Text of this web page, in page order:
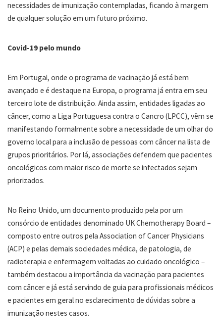
necessidades de imunização contempladas, ficando à margem
de qualquer solução em um futuro próximo.
Covid-19 pelo mundo
Em Portugal, onde o programa de vacinação já está bem
avançado e é destaque na Europa, o programa já entra em seu
terceiro lote de distribuição. Ainda assim, entidades ligadas ao
câncer, como a Liga Portuguesa contra o Cancro (LPCC), vêm se
manifestando formalmente sobre a necessidade de um olhar do
governo local para a inclusão de pessoas com câncer na lista de
grupos prioritários. Por lá, associações defendem que pacientes
oncológicos com maior risco de morte se infectados sejam
priorizados.
No Reino Unido, um documento produzido pela por um
consórcio de entidades denominado UK Chemotherapy Board –
composto entre outros pela Association of Cancer Physicians
(ACP) e pelas demais sociedades médica, de patologia, de
radioterapia e enfermagem voltadas ao cuidado oncológico –
também destacou a importância da vacinação para pacientes
com câncer e já está servindo de guia para profissionais médicos
e pacientes em geral no esclarecimento de dúvidas sobre a
imunização nestes casos.